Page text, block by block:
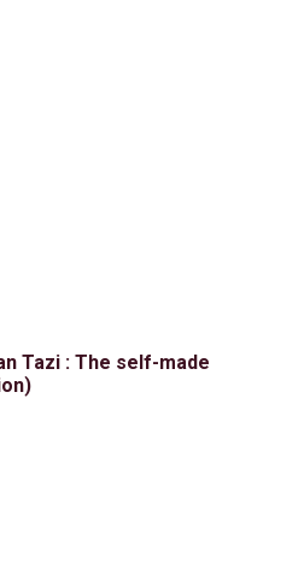
Tazi : The self-made